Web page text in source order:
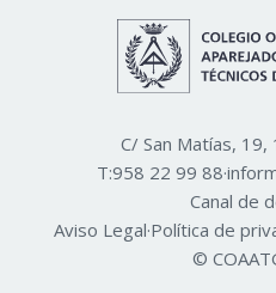
C/ San Matías, 19,
T:958 22 99 88·
Canal de
Aviso Legal·Política de
©